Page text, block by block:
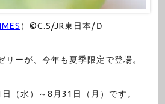
）©C.S/JR東日本/Ｄ
リーが、今年も夏季限定で登場。
（水）～8月31日（月）です。